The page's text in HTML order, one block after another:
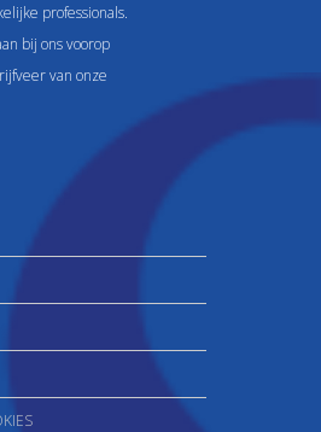
professionals.
bij ons voorop
van onze